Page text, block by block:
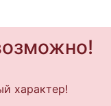
характер!